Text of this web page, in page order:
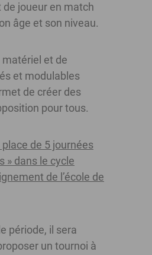
de joueur en match
âge et son niveau.
matériel et de
et modulables
de créer des
pour tous.
de 5 journées
» dans le cycle
de l’école de
période, il sera
un tournoi à